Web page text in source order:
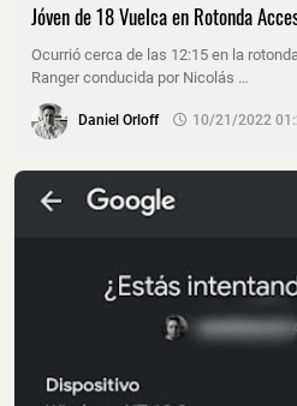
Jóven de 18 Vuelca en Rotonda
Ocurrió cerca de las 12:15 en la
Ranger conducida por Nicolás …
Daniel Orloff 10/21/2022